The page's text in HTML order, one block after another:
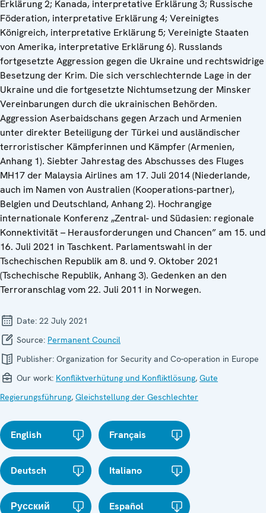
Erklärung 2; Kanada, interpretative Erklärung 3; Russische
Föderation, interpretative Erklärung 4; Vereinigtes
Königreich, interpretative Erklärung 5; Vereinigte Staaten
von Amerika, interpretative Erklärung 6). Russlands
fortgesetzte Aggression gegen die Ukraine und rechtswidrige
Besetzung der Krim. Die sich verschlechternde Lage in der
Ukraine und die fortgesetzte Nichtumsetzung der Minsker
Vereinbarungen durch die ukrainischen Behörden.
Aggression Aserbaidschans gegen Arzach und Armenien
unter direkter Beteiligung der Türkei und ausländischer
terroristischer Kämpferinnen und Kämpfer (Armenien,
Anhang 1). Siebter Jahrestag des Abschusses des Fluges
MH17 der Malaysia Airlines am 17. Juli 2014 (Niederlande,
auch im Namen von Australien (Kooperations-partner),
Belgien und Deutschland, Anhang 2). Hochrangige
internationale Konferenz „Zentral- und Südasien: regionale
Konnektivität – Herausforderungen und Chancen” am 15. und
16. Juli 2021 in Taschkent. Parlamentswahl in der
Tschechischen Republik am 8. und 9. Oktober 2021
(Tschechische Republik, Anhang 3). Gedenken an den
Terroranschlag vom 22. Juli 2011 in Norwegen.
Date: 22 July 2021
Source: Permanent Council
Publisher: Organization for Security and Co-operation in Europe
Our work: Konfliktverhütung und Konfliktlösung, Gute
Regierungsführung, Gleichstellung der Geschlechter
English Français
Deutsch Italiano
Русский Español